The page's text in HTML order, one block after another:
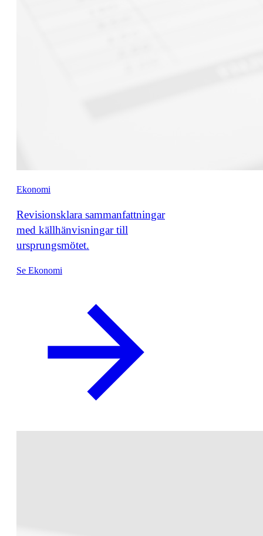
Ekonomi
Revisionsklara sammanfattningar
med källhänvisningar till
ursprungsmötet.
Se Ekonomi